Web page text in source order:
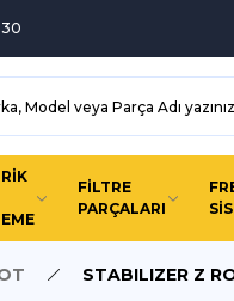
FİLTRE
PARÇALARI
STABILIZER Z